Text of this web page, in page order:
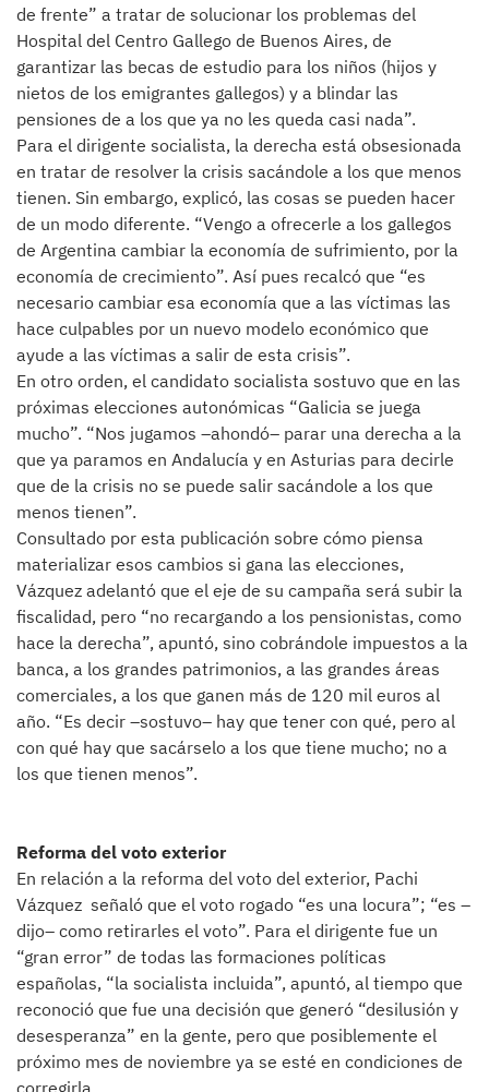
de frente” a tratar de solucionar los problemas del
Hospital del Centro Gallego de Buenos Aires, de
garantizar las becas de estudio para los niños (hijos y
nietos de los emigrantes gallegos) y a blindar las
pensiones de a los que ya no les queda casi nada”.
Para el dirigente socialista, la derecha está obsesionada
en tratar de resolver la crisis sacándole a los que menos
tienen. Sin embargo, explicó, las cosas se pueden hacer
de un modo diferente. “Vengo a ofrecerle a los gallegos
de Argentina cambiar la economía de sufrimiento, por la
economía de crecimiento”. Así pues recalcó que “es
necesario cambiar esa economía que a las víctimas las
hace culpables por un nuevo modelo económico que
ayude a las víctimas a salir de esta crisis”.
En otro orden, el candidato socialista sostuvo que en las
próximas elecciones autonómicas “Galicia se juega
mucho”. “Nos jugamos –ahondó– parar una derecha a la
que ya paramos en Andalucía y en Asturias para decirle
que de la crisis no se puede salir sacándole a los que
menos tienen”.
Consultado por esta publicación sobre cómo piensa
materializar esos cambios si gana las elecciones,
Vázquez adelantó que el eje de su campaña será subir la
fiscalidad, pero “no recargando a los pensionistas, como
hace la derecha”, apuntó, sino cobrándole impuestos a la
banca, a los grandes patrimonios, a las grandes áreas
comerciales, a los que ganen más de 120 mil euros al
año. “Es decir –sostuvo– hay que tener con qué, pero al
con qué hay que sacárselo a los que tiene mucho; no a
los que tienen menos”.
Reforma del voto exterior
En relación a la reforma del voto del exterior, Pachi
Vázquez señaló que el voto rogado “es una locura”; “es –
dijo– como retirarles el voto”. Para el dirigente fue un
“gran error” de todas las formaciones políticas
españolas, “la socialista incluida”, apuntó, al tiempo que
reconoció que fue una decisión que generó “desilusión y
desesperanza” en la gente, pero que posiblemente el
próximo mes de noviembre ya se esté en condiciones de
corregirla.